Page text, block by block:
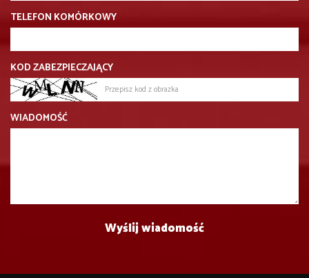
TELEFON KOMÓRKOWY
KOD ZABEZPIECZAJĄCY
WIADOMOŚĆ